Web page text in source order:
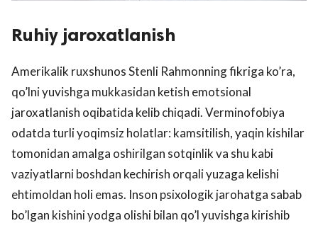
Ruhiy jaroxatlanish
Amerikalik ruxshunos Stenli Rahmonning fikriga ko’ra,
qo’lni yuvishga mukkasidan ketish emotsional
jaroxatlanish oqibatida kelib chiqadi. Verminofobiya
odatda turli yoqimsiz holatlar: kamsitilish, yaqin kishilar
tomonidan amalga oshirilgan sotqinlik va shu kabi
vaziyatlarni boshdan kechirish orqali yuzaga kelishi
ehtimoldan holi emas. Inson psixologik jarohatga sabab
bo’lgan kishini yodga olishi bilan qo’l yuvishga kirishib